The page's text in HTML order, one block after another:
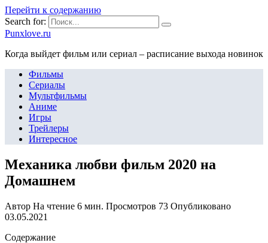
Перейти к содержанию
Search for:
Punxlove.ru
Когда выйдет фильм или сериал – расписание выхода новинок
Фильмы
Сериалы
Мультфильмы
Аниме
Игры
Трейлеры
Интересное
Механика любви фильм 2020 на
Домашнем
Автор На чтение 6 мин. Просмотров 73 Опубликовано
03.05.2021
Содержание